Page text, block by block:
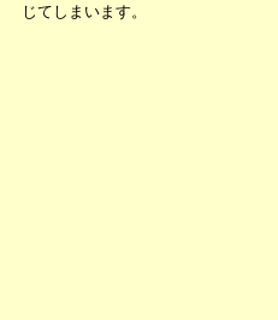
じてしまいます。